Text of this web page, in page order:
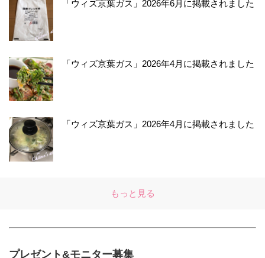
「ウィズ京葉ガス」2026年6月に掲載されました
「ウィズ京葉ガス」2026年4月に掲載されました
「ウィズ京葉ガス」2026年4月に掲載されました
もっと見る
プレゼント&モニター募集